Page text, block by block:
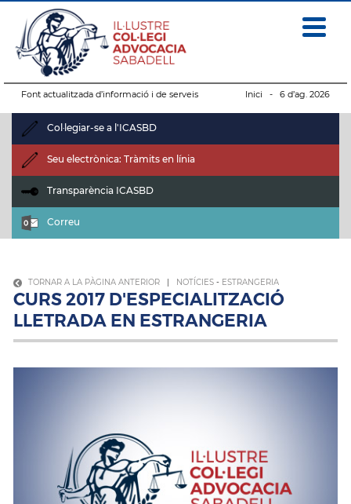
Font actualitzada d’informació i de serveis Inici - 6 d’ag. 2026
Col·legiar-se a l'ICASBD
Seu electrònica: Tràmits en línia
Transparència ICASBD
Correu
TORNAR A LA PÀGINA ANTERIOR | NOTÍCIES - ESTRANGERIA
CURS 2017 D'ESPECIALITZACIÓ
LLETRADA EN ESTRANGERIA